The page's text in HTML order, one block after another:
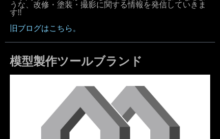
うな、改修・塗装・撮影に関する情報を発信していきま
す!!
旧ブログはこちら。
模型製作ツールブランド